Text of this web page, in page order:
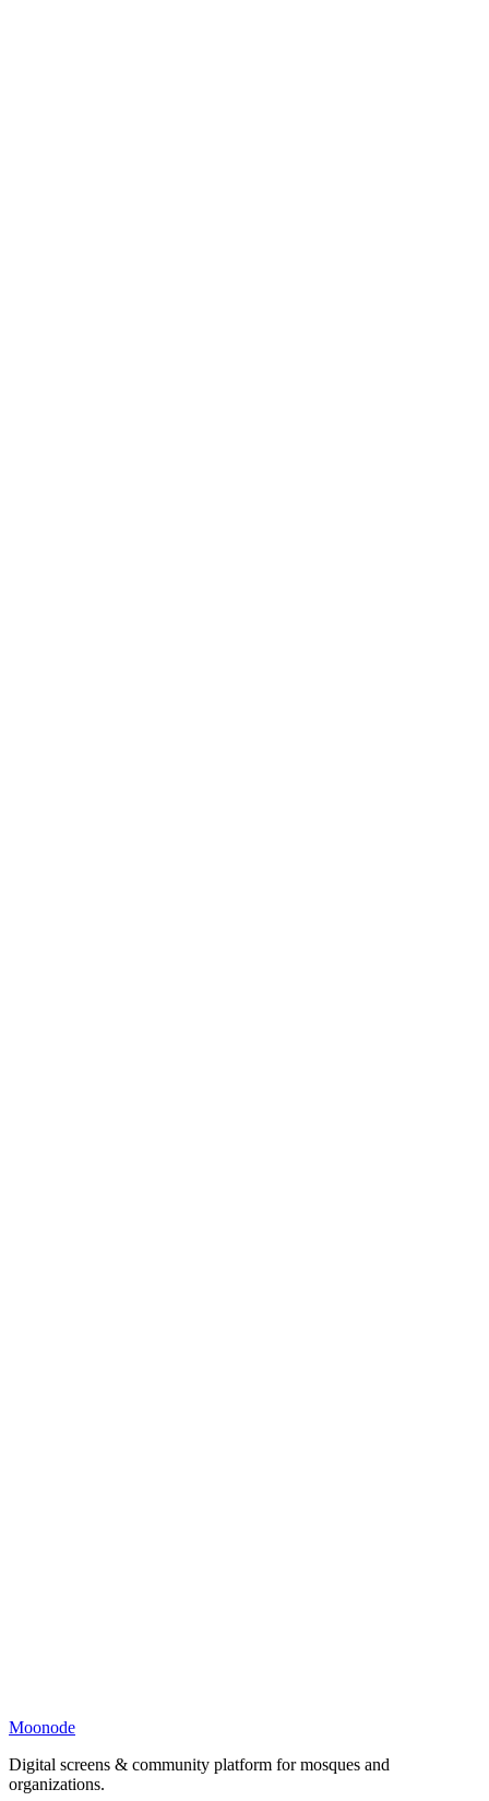
Moonode
Digital screens & community platform for mosques and
organizations.